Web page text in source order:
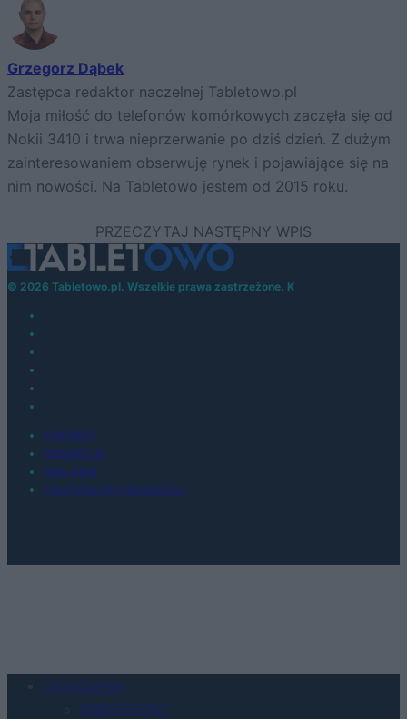
Grzegorz Dąbek
Zastępca redaktor naczelnej Tabletowo.pl
Moja miłość do telefonów komórkowych zaczęła się od
Nokii 3410 i trwa nieprzerwanie po dziś dzień. Z dużym
zainteresowaniem obserwuję rynek i pojawiające się na
nim nowości. Na Tabletowo jestem od 2015 roku.
© 2026 Tabletowo.pl. Wszelkie prawa zastrzeżone. K
KONTAKT
REDAKCJA
REKLAMA
POLITYKA PRYWATNOŚCI
Urządzenia
SMARTFONY